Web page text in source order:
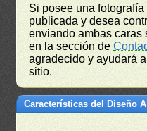
Si posee una
publicada y desea
enviando ambas
en la sección de
agradecido y ayudará
sitio.
Características del Diseño